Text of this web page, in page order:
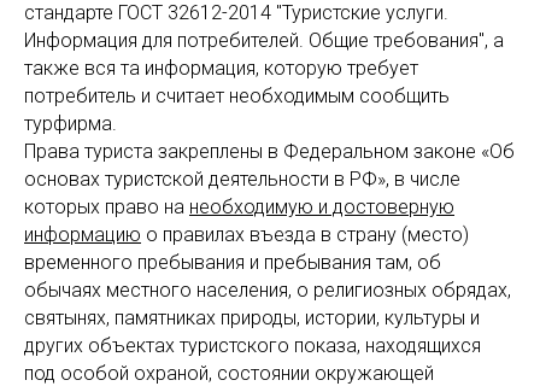
стандарте ГОСТ 32612-2014 "Туристские услуги.
Информация для потребителей. Общие требования", а
также вся та информация, которую требует
потребитель и считает необходимым сообщить
турфирма.
Права туриста закреплены в Федеральном законе «Об
основах туристской деятельности в РФ», в числе
которых право на необходимую и достоверную
информацию о правилах въезда в страну (место)
временного пребывания и пребывания там, об
обычаях местного населения, о религиозных обрядах,
святынях, памятниках природы, истории, культуры и
других объектах туристского показа, находящихся
под особой охраной, состоянии окружающей